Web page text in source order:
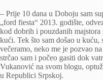
– Prije 10 dana u Doboju sam
„ford fiesta“ 2013. godište,
kod dobrih i pouzdanih
kući. Tek što sam došao u kuću,
večeramo, neko me je pozvao
strčao sam i počeo gasiti dok
Vukanović na svom blogu,
u Republici Srpskoj.